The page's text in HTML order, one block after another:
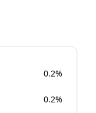
0.2%
0.2%